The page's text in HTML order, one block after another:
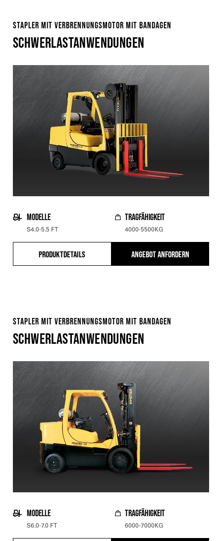
STAPLER MIT VERBRENNUNGSMOTOR MIT BANDAGEN
SCHWERLASTANWENDUNGEN
MODELLE
S4.0-5.5 FT
TRAGFÄHIGKEIT
4000-5500KG
PRODUKTDETAILS ANGEBOT ANFORDERN
STAPLER MIT VERBRENNUNGSMOTOR MIT BANDAGEN
SCHWERLASTANWENDUNGEN
MODELLE
S6.0-7.0 FT
TRAGFÄHIGKEIT
6000-7000KG